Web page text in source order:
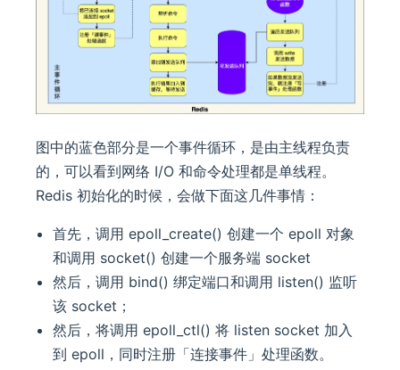
图中的蓝色部分是一个事件循环，是由主线程负责
的，可以看到网络 I/O 和命令处理都是单线程。
Redis 初始化的时候，会做下面这几件事情：
首先，调用 epoll_create() 创建一个 epoll 对象
和调用 socket() 创建一个服务端 socket
然后，调用 bind() 绑定端口和调用 listen() 监听
该 socket；
然后，将调用 epoll_ctl() 将 listen socket 加入
到 epoll，同时注册「连接事件」处理函数。